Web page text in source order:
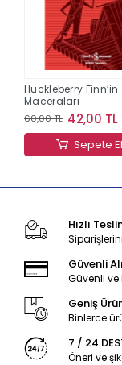
Huckleberry Finn’in
Maceraları
60,00 TL 42,00 TL
Sepete
Hızlı
Güvenli
Güvenli
Geniş
Binlerce
7 / 24
Öneri ve